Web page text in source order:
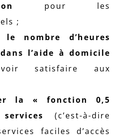
pour les
;
le nombre d’heures
l’aide à domicile
satisfaire aux
la « fonction 0,5
(c’est-à-dire
faciles d’accès